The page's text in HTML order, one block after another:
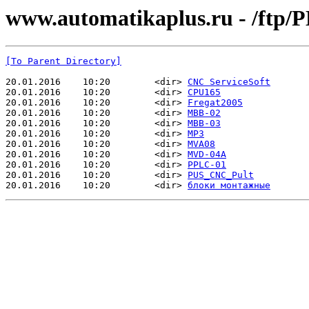
www.automatikaplus.ru - /ftp/
[To Parent Directory]
20.01.2016    10:20        <dir> CNC ServiceSoft
20.01.2016    10:20        <dir> CPU165
20.01.2016    10:20        <dir> Fregat2005
20.01.2016    10:20        <dir> MBB-02
20.01.2016    10:20        <dir> MBB-03
20.01.2016    10:20        <dir> MP3
20.01.2016    10:20        <dir> MVA08
20.01.2016    10:20        <dir> MVD-04A
20.01.2016    10:20        <dir> PPLC-01
20.01.2016    10:20        <dir> PUS_CNC_Pult
20.01.2016    10:20        <dir> блоки монтажные